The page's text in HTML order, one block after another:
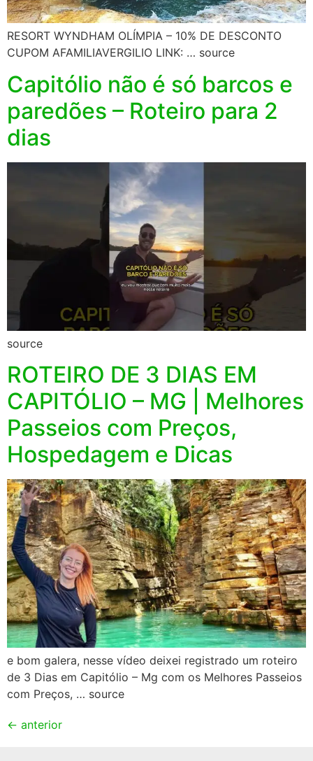
RESORT WYNDHAM OLÍMPIA – 10% DE DESCONTO
CUPOM AFAMILIAVERGILIO LINK: … source
Capitólio não é só barcos e
paredões – Roteiro para 2
dias
source
ROTEIRO DE 3 DIAS EM
CAPITÓLIO – MG | Melhores
Passeios com Preços,
Hospedagem e Dicas
e bom galera, nesse vídeo deixei registrado um roteiro
de 3 Dias em Capitólio – Mg com os Melhores Passeios
com Preços, … source
← anterior